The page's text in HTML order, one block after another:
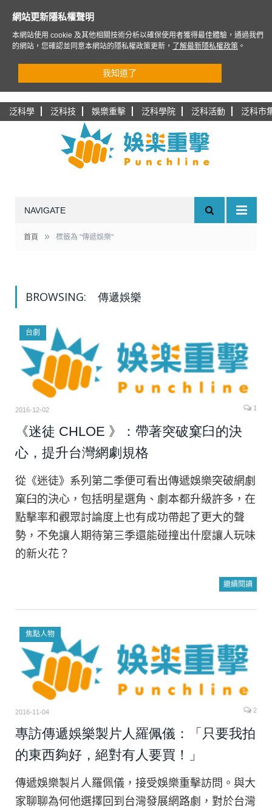
泛科學 泛科技 娛樂重擊 泛科學院 泛科活動 泛科市
NAVIGATE
首頁 » 標籤為 "傳遞娛樂"
BROWSING: 傳遞娛樂
台劇
2016-12-02 1
《迷徒 CHLOE 》：帶著突破窠臼的決
心，提升台灣網劇規格
從《迷徒》系列第二季便可看出傳遞娛樂突破網劇
窠臼的決心，包括明星選角、劇本都升級許多，在
點擊率和觀眾討論度上也有成功帶起了更大的聲
勢，不免讓人期待第三季還能碰撞出什麼讓人玩味
的新火花？
繼續閱讀
焦點人物
2016-11-04 2
專訪傳遞娛樂製片人羅佩儀：「只要我拍
的東西夠好，絕對有人要買！」
傳遞娛樂製片人羅佩儀，接受娛樂重擊訪問。與大
家聊聊為何他選擇回到台灣發展網路劇，對於台灣
網站更新隱私權聲明
本網站使用 cookie 及其他相關技術分析以確保使用者獲得最佳體驗，通過我們
的網站，您確認並同意本網站的隱私權政策更新，
了解最新隱私權政策 。
我知道了